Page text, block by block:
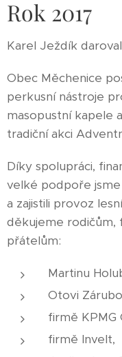
Rok 2017
Karel Ježdík
Obec Měchenice
perkusní nástroje
masopustní kapele
tradiční akci
Díky spolupráci,
velké podpoře
a zajistili provoz
děkujeme rodičům,
přátelům:
Martinu
Otovi
firmě KPMG
firmě Invelt,